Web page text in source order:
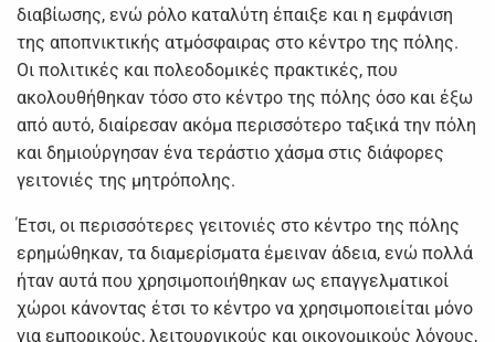
διαβίωσης, ενώ ρόλο καταλύτη έπαιξε και η εμφάνιση
της αποπνικτικής ατμόσφαιρας στο κέντρο της πόλης.
Οι πολιτικές και πολεοδομικές πρακτικές, που
ακολουθήθηκαν τόσο στο κέντρο της πόλης όσο και έξω
από αυτό, διαίρεσαν ακόμα περισσότερο ταξικά την πόλη
και δημιούργησαν ένα τεράστιο χάσμα στις διάφορες
γειτονιές της μητρόπολης.
Έτσι, οι περισσότερες γειτονιές στο κέντρο της πόλης
ερημώθηκαν, τα διαμερίσματα έμειναν άδεια, ενώ πολλά
ήταν αυτά που χρησιμοποιήθηκαν ως επαγγελματικοί
χώροι κάνοντας έτσι το κέντρο να χρησιμοποιείται μόνο
για εμπορικούς, λειτουργικούς και οικονομικούς λόγους,